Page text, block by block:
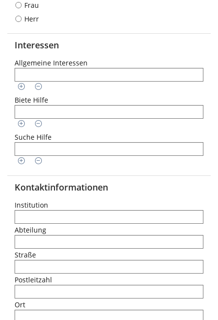
Frau
Herr
Interessen
Allgemeine Interessen
Biete Hilfe
Suche Hilfe
Kontaktinformationen
Institution
Abteilung
Straße
Postleitzahl
Ort